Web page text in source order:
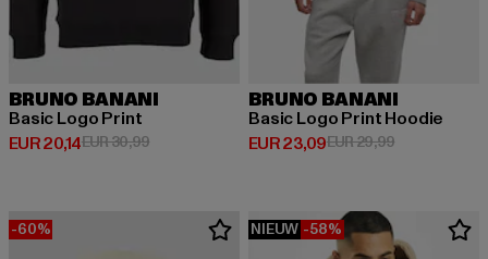
BRUNO BANANI
Basic Logo Print
EUR 20,14
Huidige prijs: EUR 20,14
EUR 30,99Actieprijs: EUR 30,99
BRUNO BANANI
Basic Logo Print Hoodie
EUR 23,09
Huidige prijs: EUR 23,09
EUR 29,99Actieprijs:
-60% NIEUW -58%